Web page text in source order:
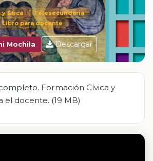
y Ética
Telesecundaria
Libro para docente
Mochila Descargar
Formación Cívica y
el docente. (19 MB)